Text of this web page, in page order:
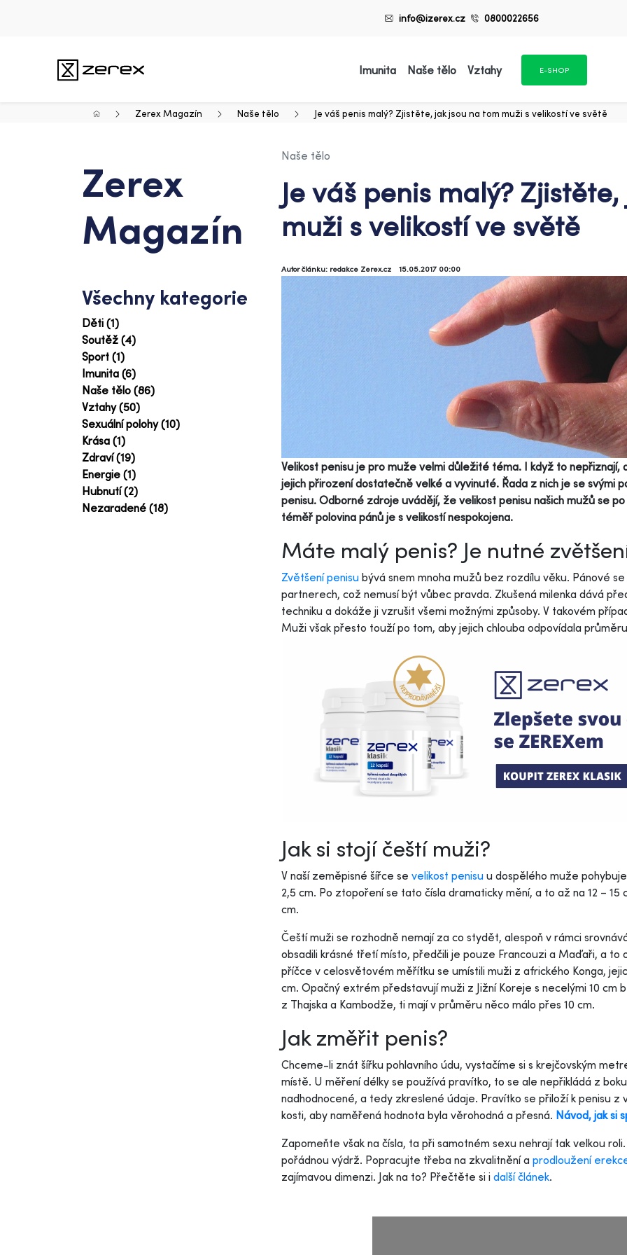
info@izerex.cz 0800022656
Imunita Naše tělo Vztahy E-SHOP
Zerex Magazín Naše tělo Je váš penis malý? Zjistěte, jak jsou na tom muži s velikostí ve světě
Zerex
Magazín
Všechny kategorie
Děti (1)
Soutěž (4)
Sport (1)
Imunita (6)
Naše tělo (86)
Vztahy (50)
Sexuální polohy (10)
Krása (1)
Zdraví (19)
Energie (1)
Hubnutí (2)
Nezaradené (18)
Naše tělo
Je váš penis malý?
muži s velikostí ve světě
Autor článku: redakce Zerex.cz 15.05.2017 00:00
Velikost penisu je pro muže velmi důležité téma. I když to nepřiznají,
jejich přirození dostatečně velké a vyvinuté. Řada z nich je se svými
penisu. Odborné zdroje uvádějí, že velikost penisu našich mužů se
téměř polovina pánů je s velikostí nespokojena.
Máte malý penis? Je nutné
Zvětšení penisu bývá snem mnoha mužů bez rozdílu věku. Pánové
partnerech, což nemusí být vůbec pravda. Zkušená milenka dává
techniku a dokáže ji vzrušit všemi možnými způsoby. V takovém
Muži však přesto touží po tom, aby jejich chlouba odpovídala
Jak si stojí čeští muži?
V naší zeměpisné šířce se velikost penisu u dospělého muže
2,5 cm. Po ztopoření se tato čísla dramaticky mění, a to až na 12 –
cm.
Čeští muži se rozhodně nemají za co stydět, alespoň v rámci
obsadili krásné třetí místo, předčili je pouze Francouzi a Maďaři, a
příčce v celosvětovém měřítku se umístili muži z afrického Konga,
cm. Opačný extrém představují muži z Jižní Koreje s necelými 10 cm
z Thajska a Kambodže, ti mají v průměru něco málo přes 10 cm.
Jak změřit penis?
Chceme-li znát šířku pohlavního údu, vystačíme si s krejčovským
místě. U měření délky se používá pravítko, to se ale nepřikládá z
nadhodnocené, a tedy zkreslené údaje. Pravítko se přiloží k penisu
kosti, aby naměřená hodnota byla věrohodná a přesná. Návod, jak si
Zapomeňte však na čísla, ta při samotném sexu nehrají tak velkou
pořádnou výdrž. Popracujte třeba na zkvalitnění a prodloužení
zajímavou dimenzi. Jak na to? Přečtěte si i další článek.